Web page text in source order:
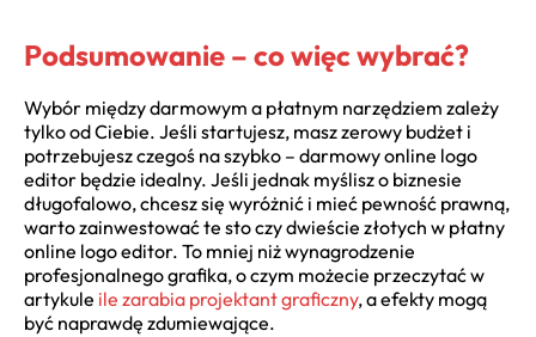
Podsumowanie – co więc wybrać?
Wybór między darmowym a płatnym narzędziem zależy
tylko od Ciebie. Jeśli startujesz, masz zerowy budżet i
potrzebujesz czegoś na szybko – darmowy online logo
editor będzie idealny. Jeśli jednak myślisz o biznesie
długofalowo, chcesz się wyróżnić i mieć pewność prawną,
warto zainwestować te sto czy dwieście złotych w płatny
online logo editor. To mniej niż wynagrodzenie
profesjonalnego grafika, o czym możecie przeczytać w
artykule ile zarabia projektant graficzny, a efekty mogą
być naprawdę zdumiewające.